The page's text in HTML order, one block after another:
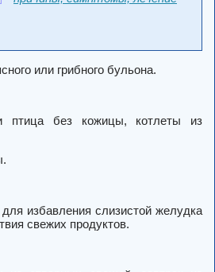
или грибного бульона.
птица без кожицы, котлеты из
избавления слизистой желудка
свежих продуктов.